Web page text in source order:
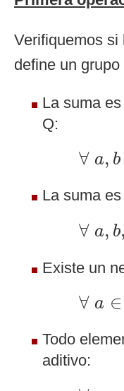
Verifiquemos si
define un
La suma
Q:
∀ a, b
∀ a,
La suma
∀ a, b,
∀
Existe un
∀ a ∈
∀
Todo
aditivo: